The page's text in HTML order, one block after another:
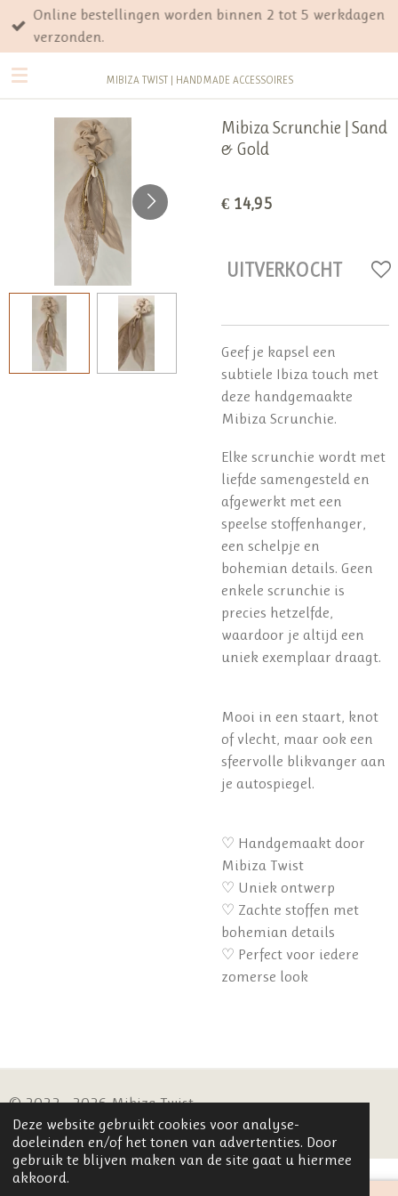
Deze website gebruikt cookies voor analyse-
doeleinden en/of het tonen van advertenties. Door
gebruik te blijven maken van de site gaat u hiermee
akkoord.
Ga
direct
naar
de
MIBIZA TWIST | HANDMADE ACCESSOIRES
Online bestellingen worden binnen 2 tot 5 werkdagen
verzonden.
Mibiza Scrunchie | Sand
& Gold
€ 14,95
UITVERKOCHT
Geef je kapsel een
subtiele Ibiza touch met
deze handgemaakte
Mibiza Scrunchie.
Elke scrunchie wordt met
liefde samengesteld en
afgewerkt met een
speelse stoffenhanger,
een schelpje en
bohemian details. Geen
enkele scrunchie is
precies hetzelfde,
waardoor je altijd een
uniek exemplaar draagt.
Mooi in een staart, knot
of vlecht, maar ook een
sfeervolle blikvanger aan
je autospiegel.
♡ Handgemaakt door
Mibiza Twist
♡ Uniek ontwerp
♡ Zachte stoffen met
bohemian details
♡ Perfect voor iedere
zomerse look
© 2022 - 2026 Mibiza Twist
Powered byJouwWeb